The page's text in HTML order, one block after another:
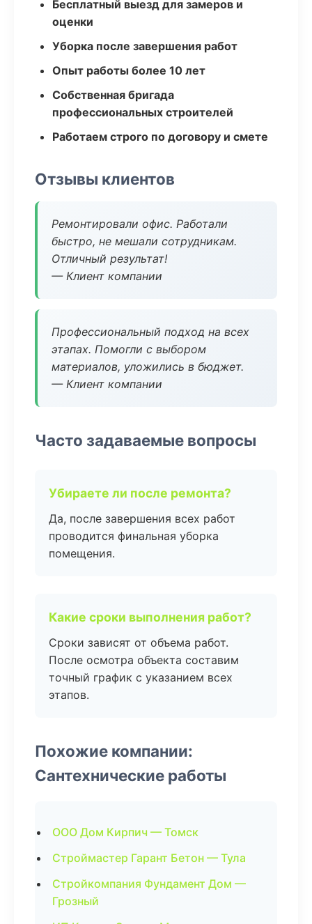
Бесплатный выезд для замеров и
оценки
Уборка после завершения работ
Опыт работы более 10 лет
Собственная бригада
профессиональных строителей
Работаем строго по договору и смете
Отзывы клиентов
Ремонтировали офис. Работали
быстро, не мешали сотрудникам.
Отличный результат!
— Клиент компании
Профессиональный подход на всех
этапах. Помогли с выбором
материалов, уложились в бюджет.
— Клиент компании
Часто задаваемые вопросы
Убираете ли после ремонта?
Да, после завершения всех работ
проводится финальная уборка
помещения.
Какие сроки выполнения работ?
Сроки зависят от объема работ.
После осмотра объекта составим
точный график с указанием всех
этапов.
Похожие компании:
Сантехнические работы
ООО Дом Кирпич — Томск
Строймастер Гарант Бетон — Тула
Стройкомпания Фундамент Дом —
Грозный